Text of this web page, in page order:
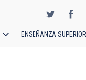
ENSEÑANZA SUPERIOR